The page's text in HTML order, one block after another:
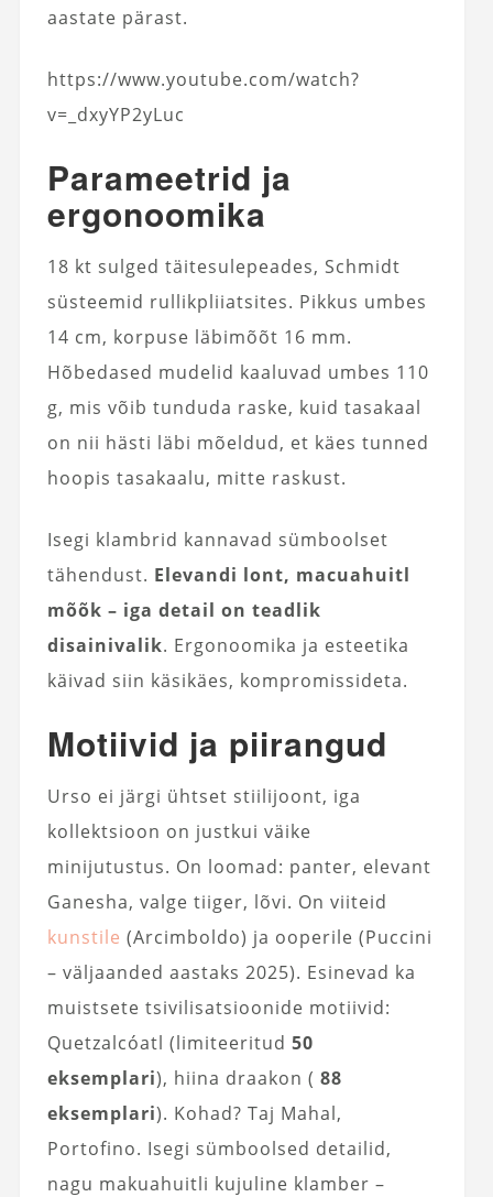
aastate pärast.
https://www.youtube.com/watch?
v=_dxyYP2yLuc
Parameetrid ja
ergonoomika
18 kt sulged täitesulepeades, Schmidt
süsteemid rullikpliiatsites. Pikkus umbes
14 cm, korpuse läbimõõt 16 mm.
Hõbedased mudelid kaaluvad umbes 110
g, mis võib tunduda raske, kuid tasakaal
on nii hästi läbi mõeldud, et käes tunned
hoopis tasakaalu, mitte raskust.
Isegi klambrid kannavad sümboolset
tähendust. Elevandi lont, macuahuitl
mõõk – iga detail on teadlik
disainivalik. Ergonoomika ja esteetika
käivad siin käsikäes, kompromissideta.
Motiivid ja piirangud
Urso ei järgi ühtset stiilijoont, iga
kollektsioon on justkui väike
minijutustus. On loomad: panter, elevant
Ganesha, valge tiiger, lõvi. On viiteid
kunstile (Arcimboldo) ja ooperile (Puccini
– väljaanded aastaks 2025). Esinevad ka
muistsete tsivilisatsioonide motiivid:
Quetzalcóatl (limiteeritud 50
eksemplari), hiina draakon ( 88
eksemplari). Kohad? Taj Mahal,
Portofino. Isegi sümboolsed detailid,
nagu makuahuitli kujuline klamber –